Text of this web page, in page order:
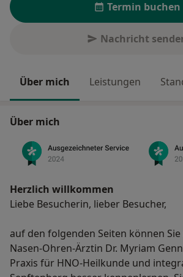
Termin buchen
Nachricht
Über mich Leistungen
Über mich
Herzlich willkommen
Liebe Besucherin, lieber Besucher,
auf den folgenden Seiten können Sie
Nasen-Ohren-Ärztin Dr. Myriam
Praxis für HNO-Heilkunde und